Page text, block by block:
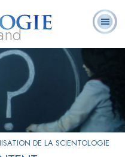
Ministres
volontaires
Foire aux
questions
DE LA SCIENTOLOGIE